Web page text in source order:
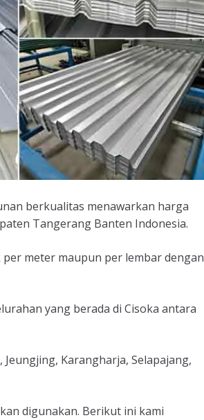
berkualitas menawarkan harga
Tangerang Banten Indonesia.
per meter maupun per lembar dengan
yang berada di Cisoka antara
Karangharja, Selapajang,
digunakan. Berikut ini kami